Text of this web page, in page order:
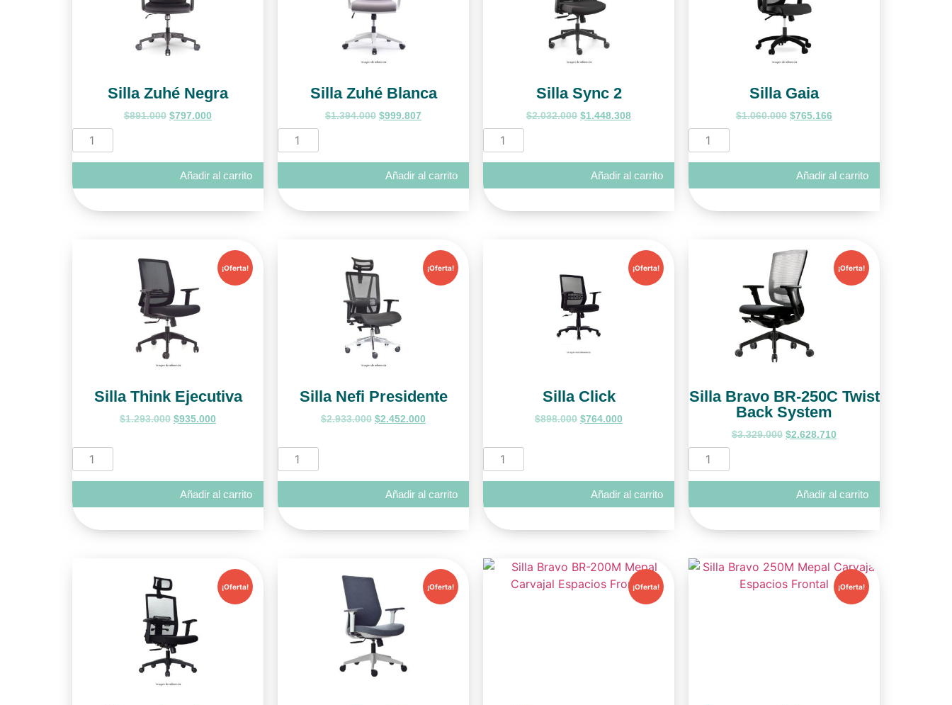
Silla Zuhé Negra
$891.000 $797.000
Añadir al carrito
Silla Zuhé Blanca
$1.394.000 $999.807
Añadir al carrito
Silla Sync 2
$2.032.000 $1.448.308
Añadir al carrito
Silla Gaia
$1.060.000 $765.166
Añadir al carrito
¡Oferta!
Silla Think Ejecutiva
$1.293.000 $935.000
Añadir al carrito
¡Oferta!
Silla Nefi Presidente
$2.933.000 $2.452.000
Añadir al carrito
¡Oferta!
Silla Click
$898.000 $764.000
Añadir al carrito
¡Oferta!
Silla Bravo BR-250C Twist
Back System
$3.329.000 $2.628.710
Añadir al carrito
¡Oferta! ¡Oferta! ¡Oferta! ¡Oferta!